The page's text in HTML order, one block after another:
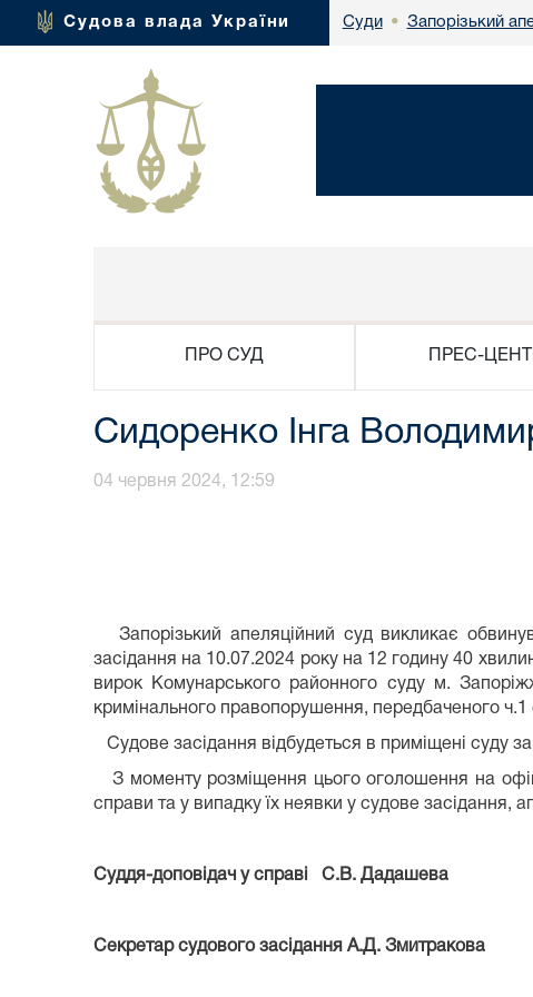
Судова влада України Суди • Запорізький
ПРО СУД ПРЕС-
Сидоренко Інга
04 червня 2024, 12:59
Запорізький апеляційний суд викликає
засідання на 10.07.2024 року на 12 годину 40
вирок Комунарського районного суду м.
кримінального правопорушення, передбаченого ч.1
Судове засідання відбудеться в приміщені суду
З моменту розміщення цього оголошення на
справи та у випадку їх неявки у судове засідання,
Суддя-доповідач у справі С.В. Дадашева
Секретар судового засідання А.Д. Змитракова